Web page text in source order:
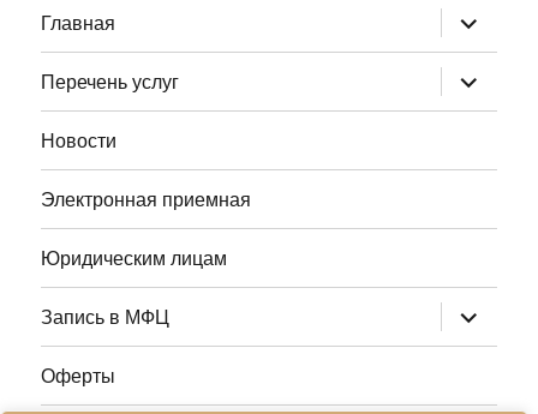
Главная раскрыть
дочернее
меню
Перечень услуг
раскрыть
дочернее
меню
Новости
Электронная приемная
Юридическим лицам
Запись в МФЦ раскрыть
дочернее
меню
Оферты